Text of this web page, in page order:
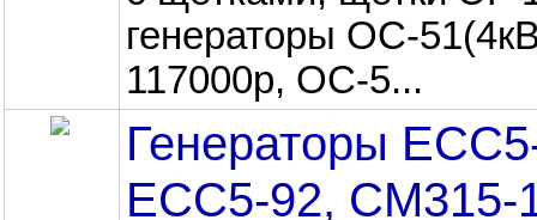
генераторы ОС-
117000р, ОС-5...
Генераторы
ЕСС5-92, СМ315-